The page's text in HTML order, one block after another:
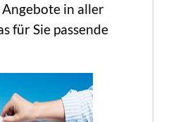
in aller
für Sie passende